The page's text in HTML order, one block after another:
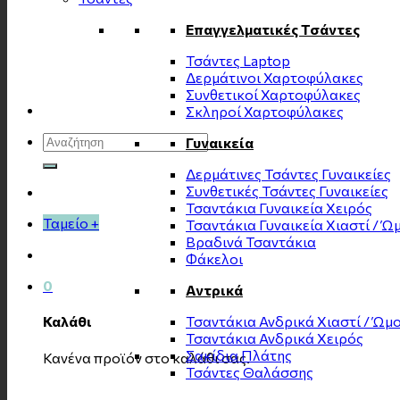
Αναζήτηση
για:
Ταμείο +
0
Καλάθι
Κανένα προϊόν στο καλάθι σας.
Επαγγελματικές Τσάντες
Τσάντες Laptop
Δερμάτινοι Χαρτοφύλακες
Συνθετικοί Χαρτοφύλακες
Σκληροί Χαρτοφύλακες
Γυναικεία
Δερμάτινες Τσάντες Γυναικείες
Συνθετικές Τσάντες Γυναικείες
Τσαντάκια Γυναικεία Χειρός
Τσαντάκια Γυναικεία Χιαστί /
Βραδινά Τσαντάκια
Φάκελοι
Αντρικά
Τσαντάκια Ανδρικά Χιαστί /
Τσαντάκια Ανδρικά Χειρός
Σακίδια Πλάτης
Τσάντες Θαλάσσης